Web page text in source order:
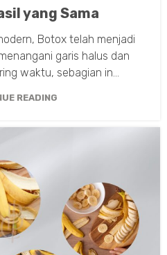
yang Sama
Botox telah menjadi
garis halus dan
waktu, sebagian in...
READING